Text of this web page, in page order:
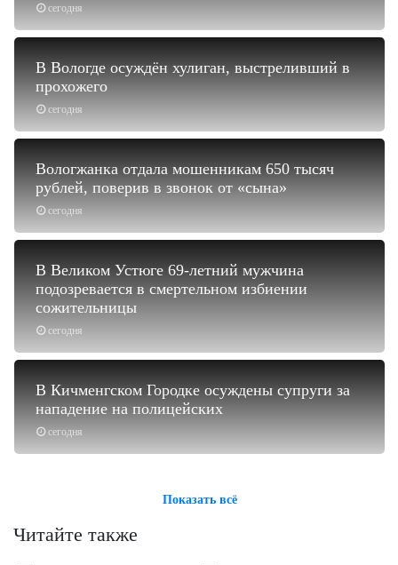
сегодня
сегодня
В Вологде осуждён хулиган, выстреливший в
прохожего
сегодня
Вологжанка отдала мошенникам 650 тысяч
рублей, поверив в звонок от «сына»
сегодня
В Великом Устюге 69-летний мужчина
подозревается в смертельном избиении
сожительницы
сегодня
В Кичменгском Городке осуждены супруги за
нападение на полицейских
Показать всё
Читайте также